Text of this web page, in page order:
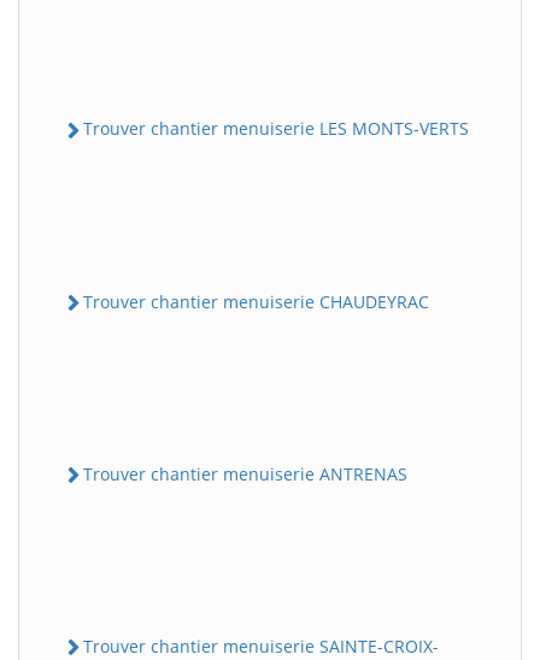
Trouver chantier menuiserie LES MONTS-VERTS
Trouver chantier menuiserie CHAUDEYRAC
Trouver chantier menuiserie ANTRENAS
Trouver chantier menuiserie SAINTE-CROIX-